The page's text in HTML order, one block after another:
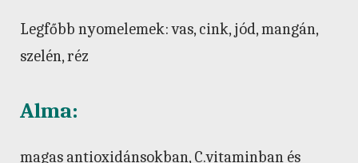
Legfőbb nyomelemek: vas, cink, jód, mangán,
szelén, réz
Alma:
magas antioxidánsokban, C.vitaminban és